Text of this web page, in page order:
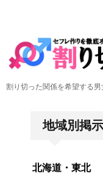
割り切った関係を希望する
地域別掲
北海道・東北